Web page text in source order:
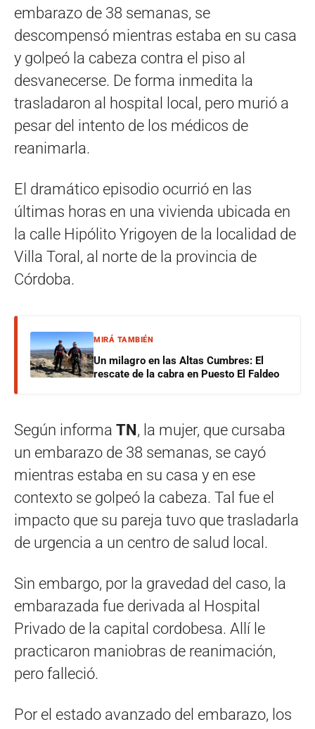
embarazo de 38 semanas, se
descompensó mientras estaba en su casa
y golpeó la cabeza contra el piso al
desvanecerse. De forma inmedita la
trasladaron al hospital local, pero murió a
pesar del intento de los médicos de
reanimarla.
El dramático episodio ocurrió en las
últimas horas en una vivienda ubicada en
la calle Hipólito Yrigoyen de la localidad de
Villa Toral, al norte de la provincia de
Córdoba.
MIRÁ TAMBIÉN
Un milagro en las Altas Cumbres: El
rescate de la cabra en Puesto El Faldeo
Según informa TN, la mujer, que cursaba
un embarazo de 38 semanas, se cayó
mientras estaba en su casa y en ese
contexto se golpeó la cabeza. Tal fue el
impacto que su pareja tuvo que trasladarla
de urgencia a un centro de salud local.
Sin embargo, por la gravedad del caso, la
embarazada fue derivada al Hospital
Privado de la capital cordobesa. Allí le
practicaron maniobras de reanimación,
pero falleció.
Por el estado avanzado del embarazo, los